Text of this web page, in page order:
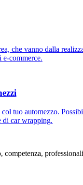
che vanno dalla
e-commerce.
tuo automezzo.
di car wrapping.
competenza,